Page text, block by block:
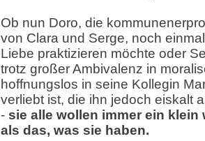
Ob nun Doro, die
von Clara und Serge, noch
Liebe praktizieren möchte oder
trotz großer Ambivalenz in
hoffnungslos in seine Kollegin
verliebt ist, die ihn jedoch eiskalt
- sie alle wollen immer ein klein
als das, was sie haben.